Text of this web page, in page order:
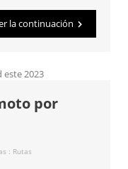
la continuación
por
: Rutas